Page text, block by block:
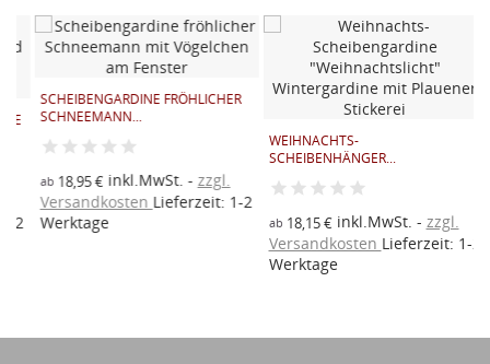
SCHEIBENGARDINE FRÖHLICHER
SCHNEEMANN...
18,95 €inkl.MwSt. zzgl.
VersandkostenLieferzeit: 1-2
Werktage
WEIHNACHTS-
SCHEIBENHÄNGER...
18,15 €inkl.MwSt. zzgl.
VersandkostenLieferzeit: 1-2
Werktage